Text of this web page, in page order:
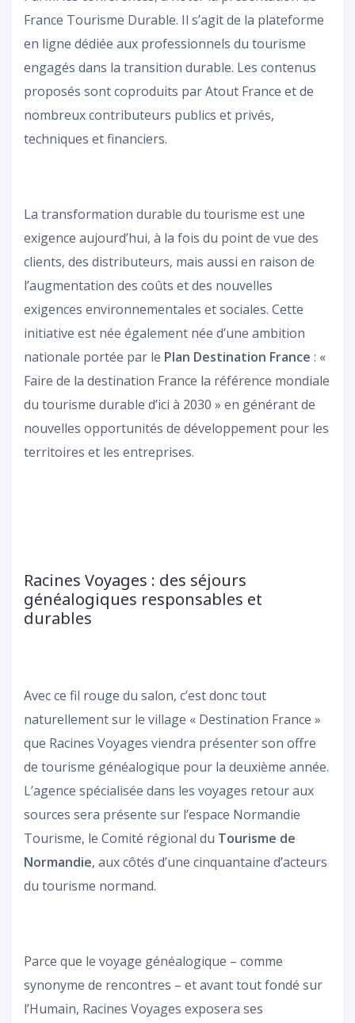
France Tourisme Durable. Il s’agit de la plateforme
en ligne dédiée aux professionnels du tourisme
engagés dans la transition durable. Les contenus
proposés sont coproduits par Atout France et de
nombreux contributeurs publics et privés,
techniques et financiers.
La transformation durable du tourisme est une
exigence aujourd’hui, à la fois du point de vue des
clients, des distributeurs, mais aussi en raison de
l’augmentation des coûts et des nouvelles
exigences environnementales et sociales. Cette
initiative est née également née d’une ambition
nationale portée par le Plan Destination France : «
Faire de la destination France la référence mondiale
du tourisme durable d’ici à 2030 » en générant de
nouvelles opportunités de développement pour les
territoires et les entreprises.
Racines Voyages : des séjours
généalogiques responsables et
durables
Avec ce fil rouge du salon, c’est donc tout
naturellement sur le village « Destination France »
que Racines Voyages viendra présenter son offre
de tourisme généalogique pour la deuxième année.
L’agence spécialisée dans les voyages retour aux
sources sera présente sur l’espace Normandie
Tourisme, le Comité régional du Tourisme de
Normandie, aux côtés d’une cinquantaine d’acteurs
du tourisme normand.
Parce que le voyage généalogique – comme
synonyme de rencontres – et avant tout fondé sur
l’Humain, Racines Voyages exposera ses